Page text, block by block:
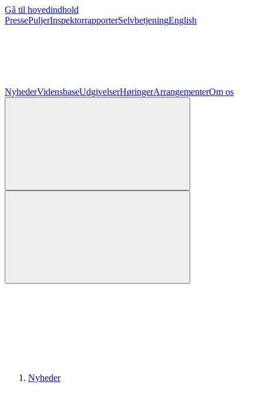
Gå til hovedindhold
PressePuljerInspektorrapporterSelvbetjeningEnglish
NyhederVidensbaseUdgivelserHøringerArrangementerOm os
Nyheder